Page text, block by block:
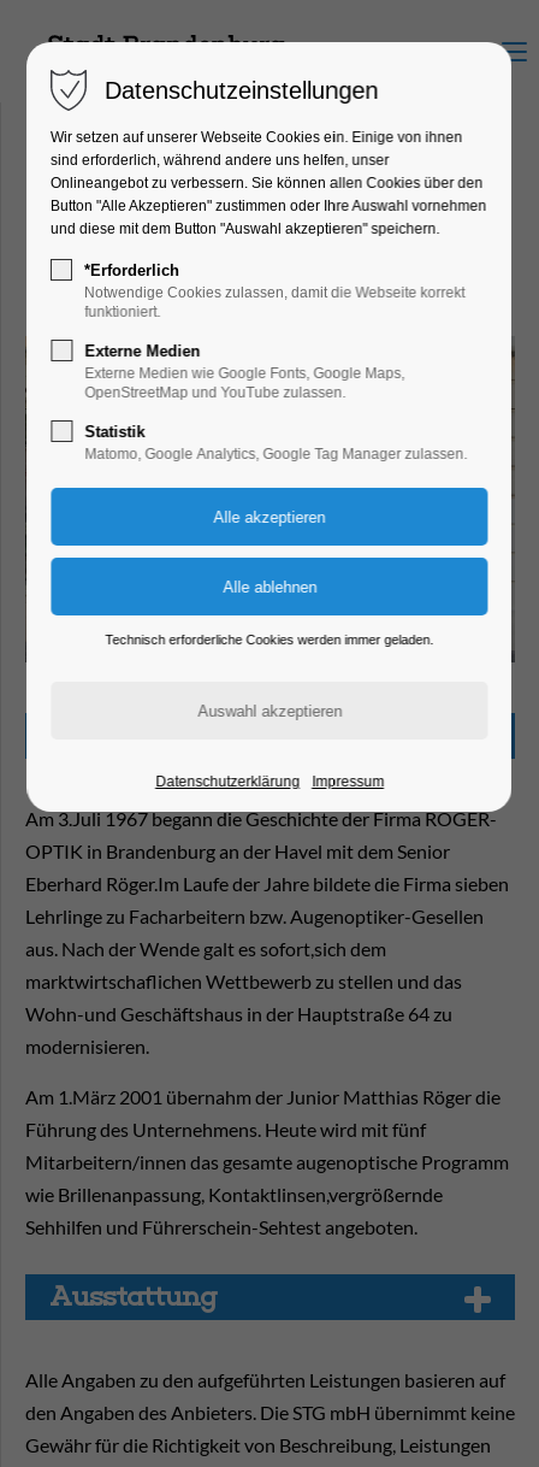
Menu
Röger Optik
Hauptstr. 64, 14776 Brandenburg
an der Havel
Am 3.Juli 1967 begann die Geschichte der Firma RÖGER-
OPTIK in Brandenburg an der Havel mit dem Senior
Eberhard Röger.Im Laufe der Jahre bildete die Firma sieben
Lehrlinge zu Facharbeitern bzw. Augenoptiker-Gesellen
aus. Nach der Wende galt es sofort,sich dem
marktwirtschaflichen Wettbewerb zu stellen und das
Wohn-und Geschäftshaus in der Hauptstraße 64 zu
modernisieren.
Am 1.März 2001 übernahm der Junior Matthias Röger die
Führung des Unternehmens. Heute wird mit fünf
Mitarbeitern/innen das gesamte augenoptische Programm
wie Brillenanpassung, Kontaktlinsen,vergrößernde
Sehhilfen und Führerschein-Sehtest angeboten.
Aus­stat­tung
Alle Angaben zu den aufgeführten Leistungen basieren auf
den Angaben des Anbieters. Die STG mbH übernimmt keine
Gewähr für die Richtigkeit von Beschreibung, Leistungen
Datenschutzeinstellungen
Wir setzen auf unserer Webseite Cookies ein. Einige von ihnen
sind erforderlich, während andere uns helfen, unser
Onlineangebot zu verbessern. Sie können allen Cookies über den
Button "Alle Akzeptieren" zustimmen oder Ihre Auswahl vornehmen
und diese mit dem Button "Auswahl akzeptieren" speichern.
*Erforderlich
Notwendige Cookies zulassen, damit die Webseite korrekt
funktioniert.
Externe Medien
Externe Medien wie Google Fonts, Google Maps,
OpenStreetMap und YouTube zulassen.
Statistik
Matomo, Google Analytics, Google Tag Manager zulassen.
Technisch erforderliche Cookies werden immer geladen.
Datenschutzerklärung Impressum